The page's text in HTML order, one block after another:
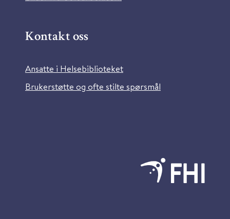
Kontakt oss
Ansatte i Helsebiblioteket
Brukerstøtte og ofte stilte spørsmål